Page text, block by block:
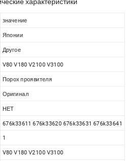
значение
Японии
Другое
V80 V180 V2100 V3100
Порох проявителя
Оригинал
НЕТ
676k33611 676k33620 676k33631 676k33641
1
V80 V180 V2100 V3100